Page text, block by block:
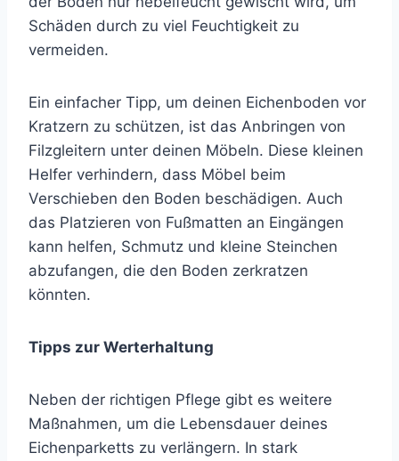
Schäden durch zu viel Feuchtigkeit zu
vermeiden.
Ein einfacher Tipp, um deinen Eichenboden vor
Kratzern zu schützen, ist das Anbringen von
Filzgleitern unter deinen Möbeln. Diese kleinen
Helfer verhindern, dass Möbel beim
Verschieben den Boden beschädigen. Auch
das Platzieren von Fußmatten an Eingängen
kann helfen, Schmutz und kleine Steinchen
abzufangen, die den Boden zerkratzen
könnten.
Tipps zur Werterhaltung
Neben der richtigen Pflege gibt es weitere
Maßnahmen, um die Lebensdauer deines
Eichenparketts zu verlängern. In stark